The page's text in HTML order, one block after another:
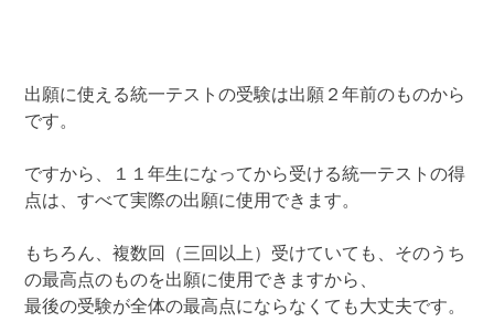
出願に使える統一テストの受験は出願２年前のものから
です。
ですから、１１年生になってから受ける統一テストの得
点は、すべて実際の出願に使用できます。
もちろん、複数回（三回以上）受けていても、そのうち
の最高点のものを出願に使用できますから、
最後の受験が全体の最高点にならなくても大丈夫です。